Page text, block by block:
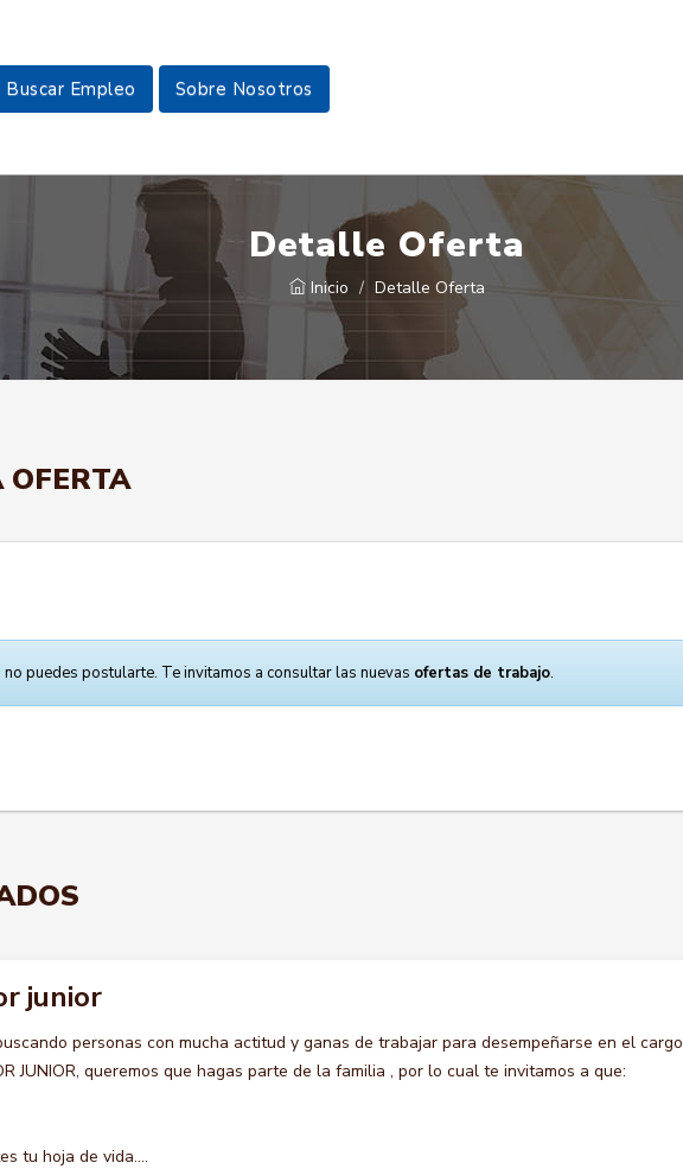
Buscar Empleo Sobre Nosotros
Detalle Oferta
Inicio Detalle Oferta
OFERTA
puedes postularte. Te invitamos a consultar las nuevas ofertas de trabajo.
junior
personas con mucha actitud y ganas de trabajar para desempeñarse en el cargo
JUNIOR, queremos que hagas parte de la familia , por lo cual te invitamos a que:
tu hoja de vida....